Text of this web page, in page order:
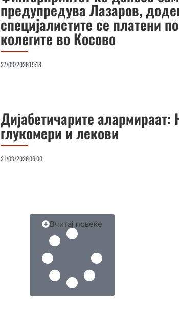
предупредува Лазаров,
специјалистите се платени
колегите во Косово
27/03/202619:18
Дијабетичарите
глукомери и лекови
21/03/202606:00
Вчитај повеќе